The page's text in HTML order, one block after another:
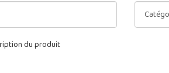
du produit